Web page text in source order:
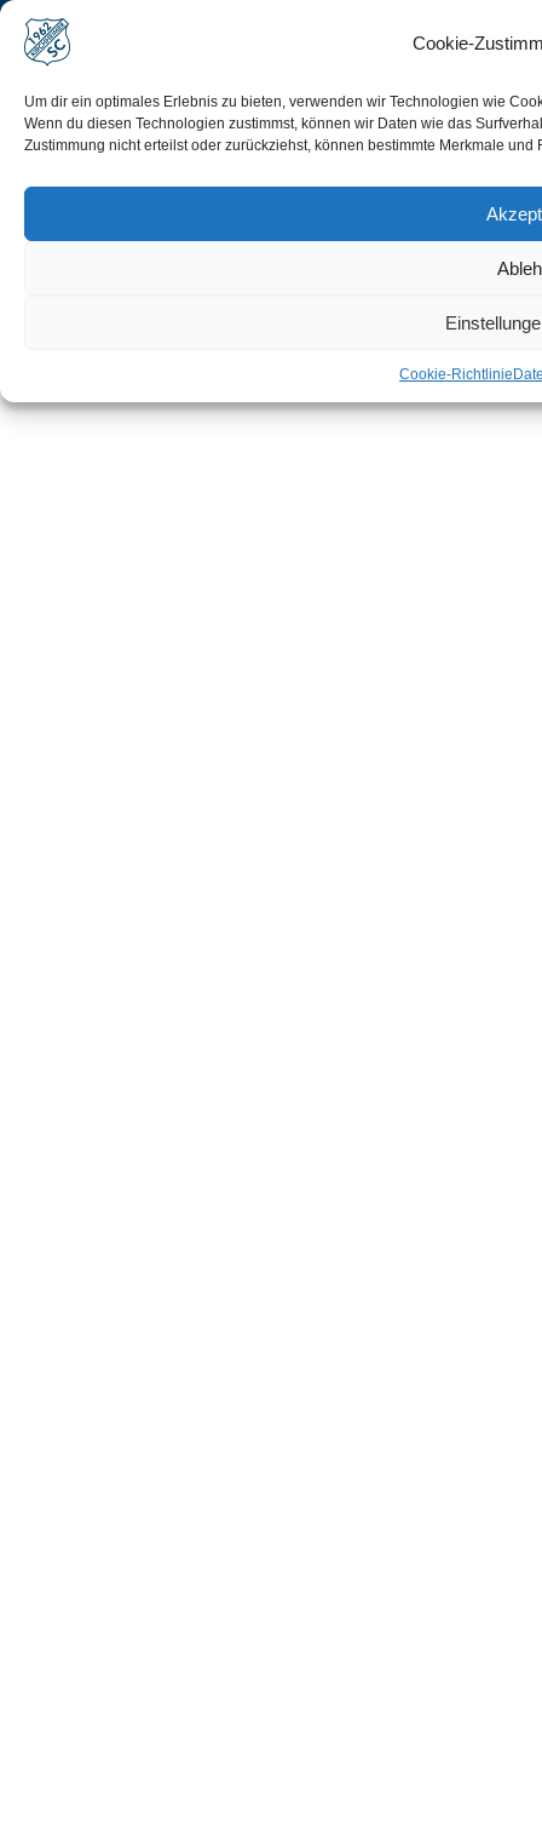
Cookie-
Um dir ein optimales Erlebnis zu bieten, verwenden wir Technologien wie
Wenn du diesen Technologien zustimmst, können wir Daten wie das
Zustimmung nicht erteilst oder zurückziehst, können bestimmte Merkmale
Cookie-Richtlinie
Impressum
Disclaimer
Datenschutz